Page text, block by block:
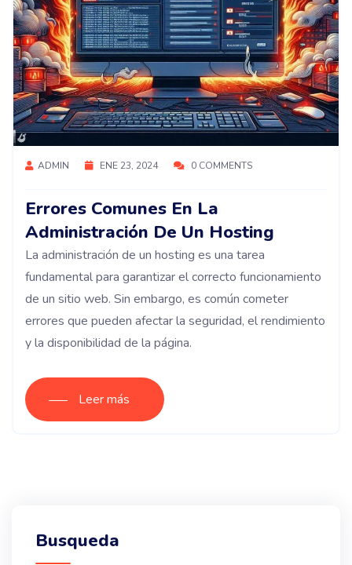
ADMIN ENE 23, 2024 0 COMMENTS
Errores Comunes En La
Administración De Un Hosting
La administración de un hosting es una tarea
fundamental para garantizar el correcto funcionamiento
de un sitio web. Sin embargo, es común cometer
errores que pueden afectar la seguridad, el rendimiento
y la disponibilidad de la página.
Leer más
Busqueda